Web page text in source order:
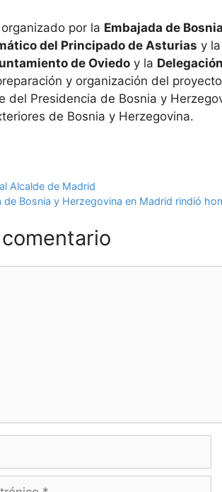
por la Embajada de
del Principado de Asturias y la
de Oviedo y la
y organización del
del Presidencia de Bosnia y
de Bosnia y Herzegovina.
Alcalde de Madrid
de Bosnia y Herzegovina en Madrid rindió